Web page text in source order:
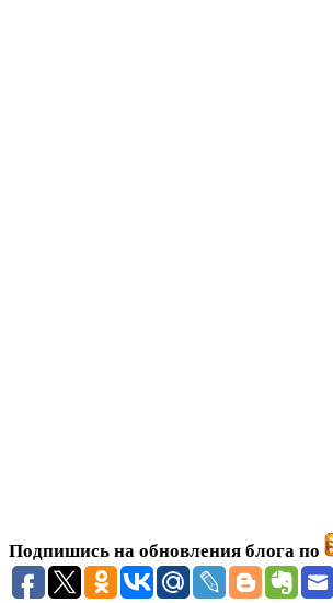
Подпишись на обновления блога по